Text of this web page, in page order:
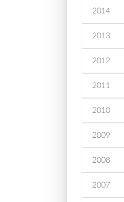
2014
2013
2012
2011
2010
2009
2008
2007